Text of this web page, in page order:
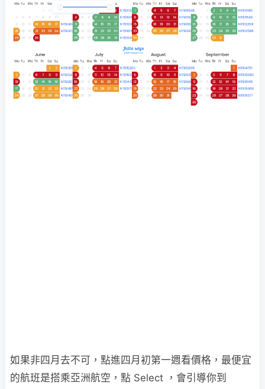
如果非四月去不可，點進四月初第一週看價格，最便宜
的航班是搭乘亞洲航空，點 Select ，會引導你到